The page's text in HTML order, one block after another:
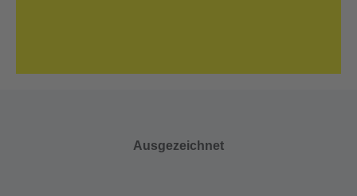
Ausgezeichnet